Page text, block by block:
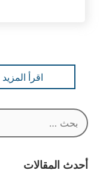
اقرأ
البحث
عن:
أحدث المقالات